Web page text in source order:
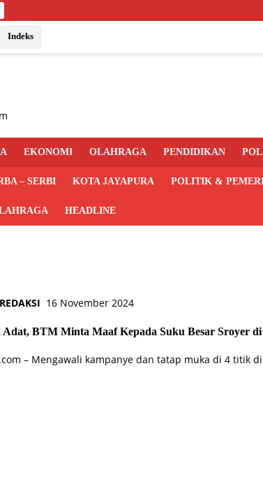
Indeks
EKONOMI OLAHRAGA PENDIDIKAN
– SERBI KOTA JAYAPURA POLITIK &
HEADLINE
16 November 2024
Adat, BTM Minta Maaf Kepada Suku Besar Sroyer
– Mengawali kampanye dan tatap muka di 4 titik